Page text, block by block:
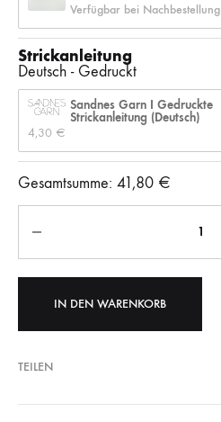
Verfügbar bei Nachbestellung
Strickanleitung
Deutsch - Gedruckt
Sandnes Garn I Gedruckte
Strickanleitung (Deutsch)
4,30 €
Gesamtsumme: 41,80 €
Anzahl
IN DEN WARENKORB
TEILEN